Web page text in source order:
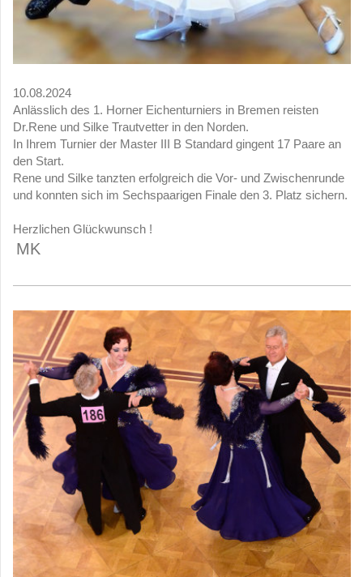
10.08.2024
Anlässlich des 1. Horner Eichenturniers in Bremen reisten
Dr.Rene und Silke Trautvetter in den Norden.
In Ihrem Turnier der Master III B Standard gingent 17 Paare an
den Start.
Rene und Silke tanzten erfolgreich die Vor- und Zwischenrunde
und konnten sich im Sechspaarigen Finale den 3. Platz sichern.
Herzlichen Glückwunsch !
MK